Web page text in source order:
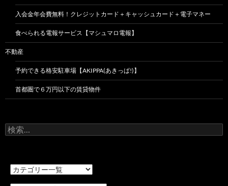
入会金年会費無料！クレジットカード＋キャッシュカード＋電子マネー
食べられる電報サービス【マシュマロ電報】
不動産
予約できる格安駐車場【AKIPPA(あきっぱ!)】
首都圏で６万円以下の賃貸物件
検
索: